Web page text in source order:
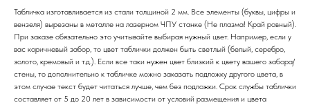
Табличка изготавливается из стали толщиной 2 мм. Все элементы (буквы, цифры и
вензеля) вырезаны в металле на лазерном ЧПУ станке (Не плазма! Край ровный).
При заказе обязательно это учитывайте выбирая нужный цвет. Например, если у
вас коричневый забор, то цвет таблички должен быть светлый (белый, серебро,
золото, кремовый и т.д.). Если все таки нужен цвет близкий к цвету вашего забора/
стены, то дополнительно к табличке можно заказать подложку другого цвета, в
этом случае текст будет читаться лучше, чем без подложки. Срок службы таблички
составляет от 5 до 20 лет в зависимости от условий размещения и цвета